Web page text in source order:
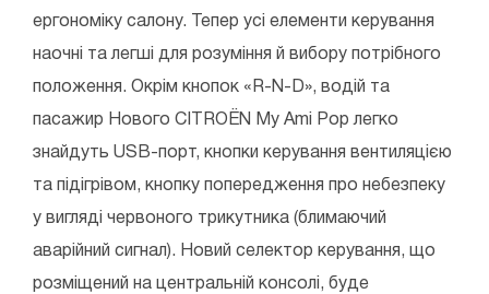
ергономіку салону. Тепер усі елементи керування
наочні та легші для розуміння й вибору потрібного
положення. Окрім кнопок «R-N-D», водій та
пасажир Нового CITROЁN My Ami Pop легко
знайдуть USB-порт, кнопки керування вентиляцією
та підігрівом, кнопку попередження про небезпеку
у вигляді червоного трикутника (блимаючий
аварійний сигнал). Новий селектор керування, що
розміщений на центральній консолі, буде